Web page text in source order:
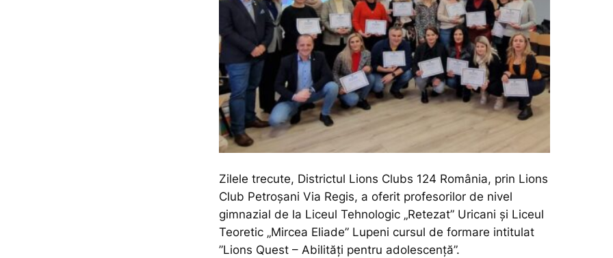
Zilele trecute, Districtul Lions Clubs 124 România, prin Lions
Club Petroșani Via Regis, a oferit profesorilor de nivel
gimnazial de la Liceul Tehnologic „Retezat” Uricani și Liceul
Teoretic „Mircea Eliade” Lupeni cursul de formare intitulat
”Lions Quest – Abilități pentru adolescență”.